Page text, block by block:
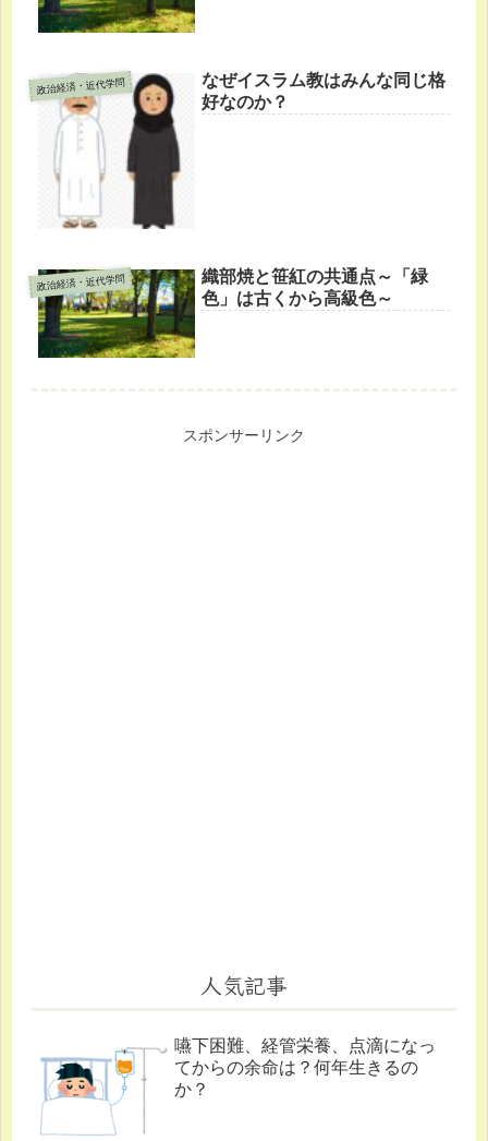
政治経済・近代学問
なぜイスラム教はみんな同じ格
好なのか？
政治経済・近代学問
織部焼と笹紅の共通点～「緑
色」は古くから高級色～
スポンサーリンク
人気記事
嚥下困難、経管栄養、点滴になっ
てからの余命は？何年生きるの
か？